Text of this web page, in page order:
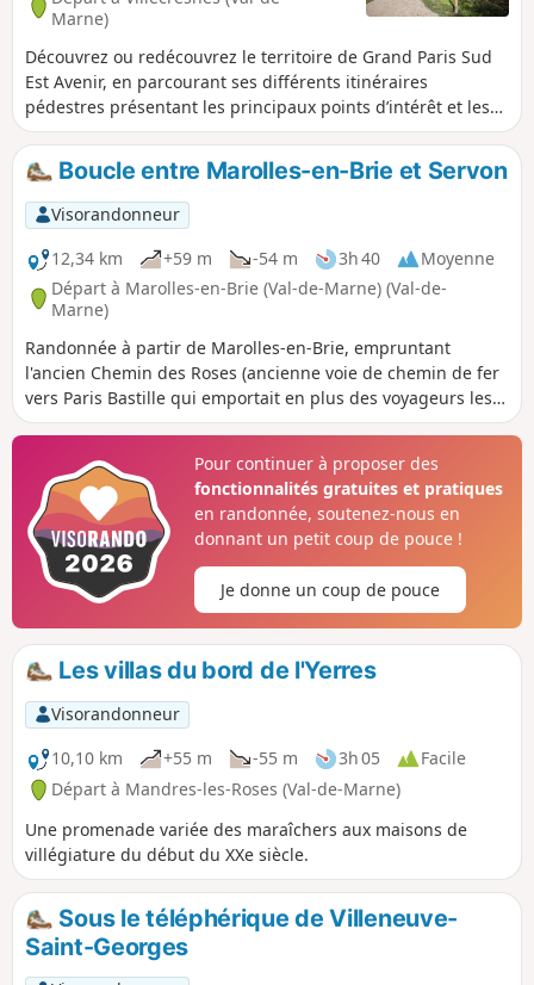
Marne)
Découvrez ou redécouvrez le territoire de Grand Paris Sud
Est Avenir, en parcourant ses différents itinéraires
pédestres présentant les principaux points d’intérêt et les
richesses parfois méconnues de nos 16 communes, aux
histoires atypiques et singulières.
Boucle entre Marolles-en-Brie et Servon
Visorandonneur
12,34 km
+59 m -54 m 3h 40
Moyenne
Départ à Marolles-en-Brie (Val-de-Marne) (Val-de-
Marne)
Randonnée à partir de Marolles-en-Brie, empruntant
l'ancien Chemin des Roses (ancienne voie de chemin de fer
vers Paris Bastille qui emportait en plus des voyageurs les
roses pour les Halles). Découverte de Servon, son église et
sa tante).
Pour continuer à proposer des
fonctionnalités gratuites et pratiques
en randonnée, soutenez-nous en
donnant un petit coup de pouce !
Je donne un coup de pouce
Les villas du bord de l'Yerres
Visorandonneur
10,10 km
+55 m -55 m 3h 05
Facile
Départ à Mandres-les-Roses (Val-de-Marne)
Une promenade variée des maraîchers aux maisons de
villégiature du début du XXe siècle.
Sous le téléphérique de Villeneuve-
Saint-Georges